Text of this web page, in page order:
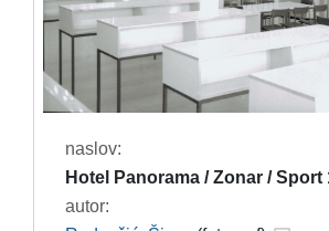
naslov:
Hotel Panorama / Zonar / Sport
autor: